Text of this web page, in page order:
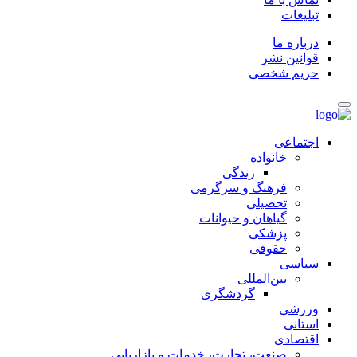
تبلیغات
درباره ما
قوانین نشر
حریم شخصی
اجتماعی
خانواده
زندگی
فرهنگ و سرگرمی
تحصیلی
گیاهان و حیوانات
پزشکی
حقوقی
سیاسی
بین‌المللی
گردشگری
ورزشی
استانی
اقتصادی
صنعت، تجارت، خدمات و بازاریابی